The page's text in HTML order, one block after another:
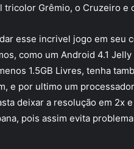
Grêmio, o Cruzeiro e
esse incrivel jogo em seu
como um Android 4.1
1.5GB Livres, tenha
e por ultimo um
deixar a resolução em 2x
pois assim evita